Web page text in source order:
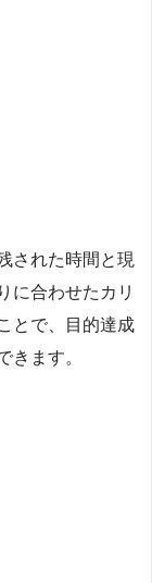
された時間と現
に合わせたカリ
とで、目的達成
きます。